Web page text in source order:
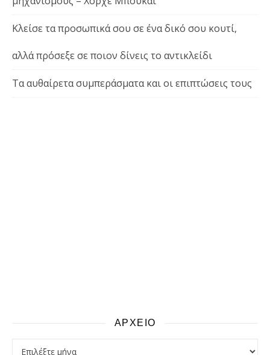
Κλείσε τα προσωπικά σου σε ένα δικό σου κουτί,
αλλά πρόσεξε σε ποιον δίνεις το αντικλείδι
Τα αυθαίρετα συμπεράσματα και οι επιπτώσεις τους
ΑΡΧΕΙΟ